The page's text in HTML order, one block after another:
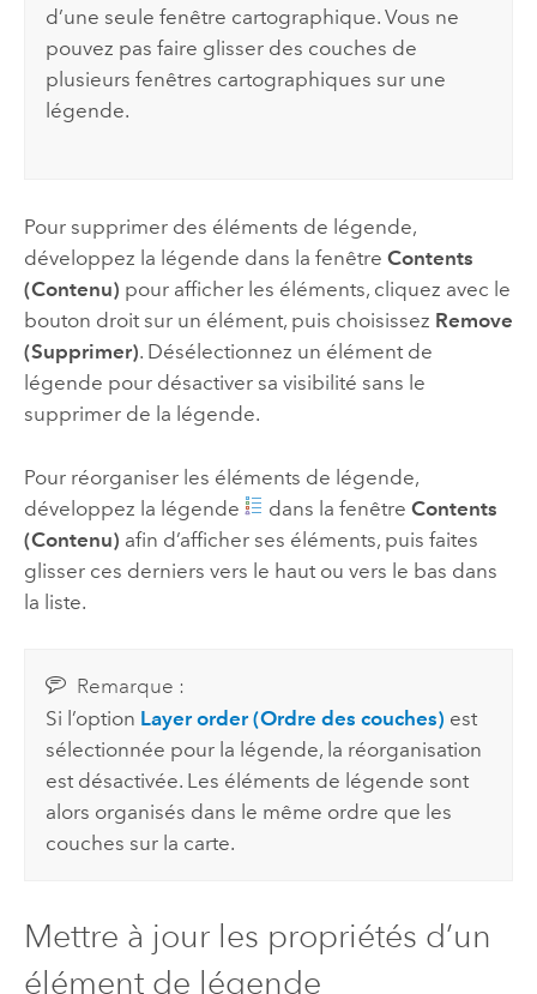
d’une seule fenêtre cartographique. Vous ne
pouvez pas faire glisser des couches de
plusieurs fenêtres cartographiques sur une
légende.
Pour supprimer des éléments de légende,
développez la légende dans la fenêtre Contents
(Contenu) pour afficher les éléments, cliquez avec le
bouton droit sur un élément, puis choisissez Remove
(Supprimer). Désélectionnez un élément de
légende pour désactiver sa visibilité sans le
supprimer de la légende.
Pour réorganiser les éléments de légende,
développez la légende
dans la fenêtre Contents
(Contenu) afin d’afficher ses éléments, puis faites
glisser ces derniers vers le haut ou vers le bas dans
la liste.
Remarque :
Si l’option Layer order (Ordre des couches) est
sélectionnée pour la légende, la réorganisation
est désactivée. Les éléments de légende sont
alors organisés dans le même ordre que les
couches sur la carte.
Mettre à jour les propriétés d’un
élément de légende